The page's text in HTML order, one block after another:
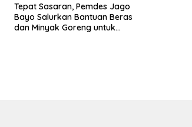
Tepat Sasaran, Pemdes Jago
Bayo Salurkan Bantuan Beras
dan Minyak Goreng untuk